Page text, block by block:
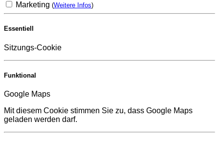
Marketing (Weitere Infos)
Essentiell
Sitzungs-Cookie
Funktional
Google Maps
Mit diesem Cookie stimmen Sie zu, dass Google Maps
geladen werden darf.